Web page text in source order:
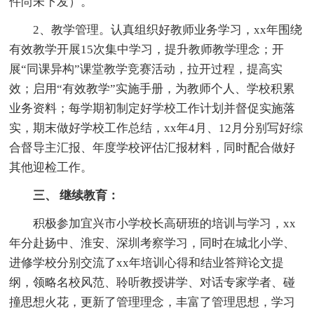
2、教学管理。认真组织好教师业务学习，xx年围绕
有效教学开展15次集中学习，提升教师教学理念；开
展“同课异构”课堂教学竞赛活动，拉开过程，提高实
效；启用“有效教学”实施手册，为教师个人、学校积累
业务资料；每学期初制定好学校工作计划并督促实施落
实，期末做好学校工作总结，xx年4月、12月分别写好综
合督导主汇报、年度学校评估汇报材料，同时配合做好
其他迎检工作。
三、 继续教育：
积极参加宜兴市小学校长高研班的培训与学习，xx
年分赴扬中、淮安、深圳考察学习，同时在城北小学、
进修学校分别交流了xx年培训心得和结业答辩论文提
纲，领略名校风范、聆听教授讲学、对话专家学者、碰
撞思想火花，更新了管理理念，丰富了管理思想，学习